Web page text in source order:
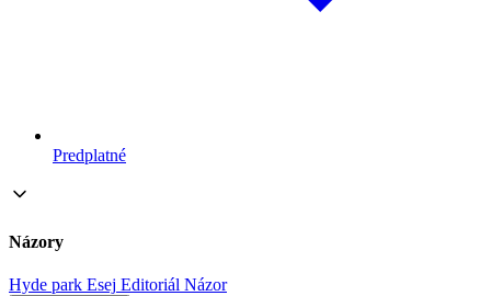
Predplatné
Názory
Hyde park Esej Editoriál Názor